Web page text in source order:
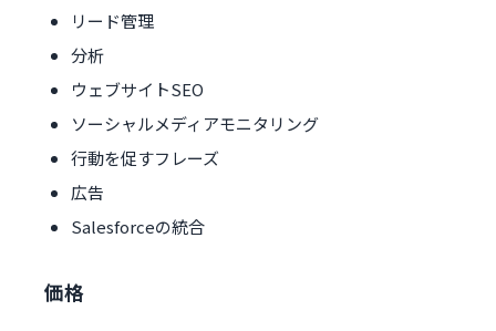
リード管理
分析
ウェブサイトSEO
ソーシャルメディアモニタリング
行動を促すフレーズ
広告
Salesforceの統合
価格